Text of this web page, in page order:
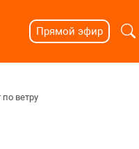
Прямой эфир
по ветру